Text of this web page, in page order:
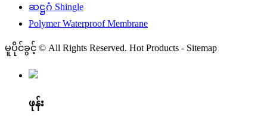
ဆဋ္ဌဂံ Shingle
Polymer Waterproof Membrane
မူပိုင်ခွင့် © All Rights Reserved. Hot Products - Sitemap
ဖုန်း